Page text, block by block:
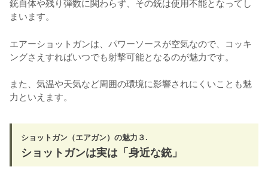
銃自体や残り弾数に関わらず、その銃は使用不能となってし
まいます。
エアーショットガンは、パワーソースが空気なので、コッキ
ングさえすればいつでも射撃可能となるのが魅力です。
また、気温や天気など周囲の環境に影響されにくいことも魅
力といえます。
ショットガン（エアガン）の魅力３.
ショットガンは実は「身近な銃」